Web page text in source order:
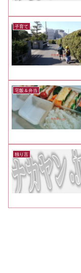
子育て
宅飯＆弁当
独り言